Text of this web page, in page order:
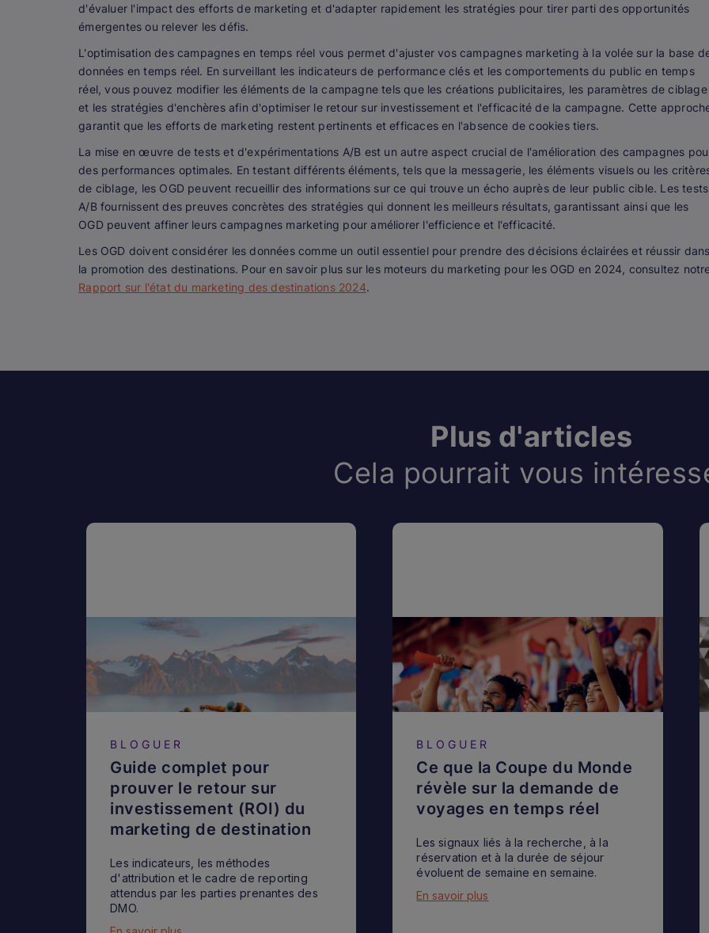
d'évaluer l'impact des efforts de marketing et d'adapter rapidement les stratégies pour tirer parti des opportunités
émergentes ou relever les défis.
L'optimisation des campagnes en temps réel vous permet d'ajuster vos campagnes marketing à la volée sur la base
données en temps réel. En surveillant les indicateurs de performance clés et les comportements du public en temps
réel, vous pouvez modifier les éléments de la campagne tels que les créations publicitaires, les paramètres de ciblage
et les stratégies d'enchères afin d'optimiser le retour sur investissement et l'efficacité de la campagne. Cette
garantit que les efforts de marketing restent pertinents et efficaces en l'absence de cookies tiers.
La mise en œuvre de tests et d'expérimentations A/B est un autre aspect crucial de l'amélioration des campagnes
des performances optimales. En testant différents éléments, tels que la messagerie, les éléments visuels ou les
de ciblage, les OGD peuvent recueillir des informations sur ce qui trouve un écho auprès de leur public cible. Les tests
A/B fournissent des preuves concrètes des stratégies qui donnent les meilleurs résultats, garantissant ainsi que les
OGD peuvent affiner leurs campagnes marketing pour améliorer l'efficience et l'efficacité.
Les OGD doivent considérer les données comme un outil essentiel pour prendre des décisions éclairées et réussir
la promotion des destinations. Pour en savoir plus sur les moteurs du marketing pour les OGD en 2024, consultez
Rapport sur l'état du marketing des destinations 2024.
Plus d'articles
Cela pourrait vous
BLOGUER
Guide complet pour
prouver le retour sur
investissement (ROI) du
marketing de destination
Les indicateurs, les méthodes
d'attribution et le cadre de reporting
attendus par les parties prenantes des
DMO.
BLOGUER
Ce que la Coupe du Monde
révèle sur la demande de
voyages en temps réel
Les signaux liés à la recherche, à la
réservation et à la durée de séjour
évoluent de semaine en semaine.
En savoir plus